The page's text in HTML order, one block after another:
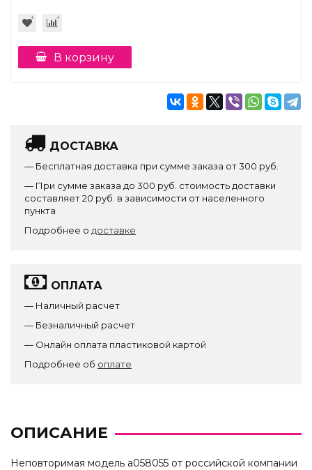
В корзину
ДОСТАВКА
— Бесплатная доставка при сумме заказа от 300 руб.
— При сумме заказа до 300 руб. стоимость доставки
составляет 20 руб. в зависимости от населенного
пункта
Подробнее о доставке
ОПЛАТА
— Наличный расчет
— Безналичный расчет
— Онлайн оплата пластиковой картой
Подробнее об оплате
ОПИСАНИЕ
Неповторимая модель a058055 от российской компании